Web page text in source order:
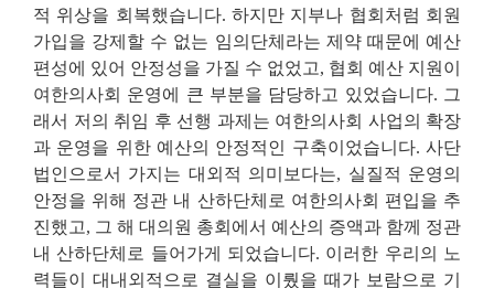
적 위상을 회복했습니다. 하지만 지부나 협회처럼 회원
가입을 강제할 수 없는 임의단체라는 제약 때문에 예산
편성에 있어 안정성을 가질 수 없었고, 협회 예산 지원이
여한의사회 운영에 큰 부분을 담당하고 있었습니다. 그
래서 저의 취임 후 선행 과제는 여한의사회 사업의 확장
과 운영을 위한 예산의 안정적인 구축이었습니다. 사단
법인으로서 가지는 대외적 의미보다는, 실질적 운영의
안정을 위해 정관 내 산하단체로 여한의사회 편입을 추
진했고, 그 해 대의원 총회에서 예산의 증액과 함께 정관
내 산하단체로 들어가게 되었습니다. 이러한 우리의 노
력들이 대내외적으로 결실을 이뤘을 때가 보람으로 기